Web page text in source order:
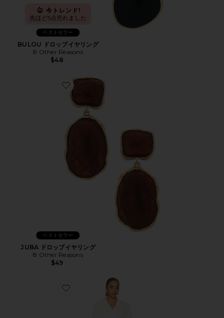
今トレンド!
先ほど5点売れました
ベストセラー
BULOU ドロップイヤリング
8 Other Reasons
$48
Favorite JUBA ドロップイヤリング
ベストセラー
JUBA ドロップイヤリング
8 Other Reasons
$49
Favorite LAILA ドレス